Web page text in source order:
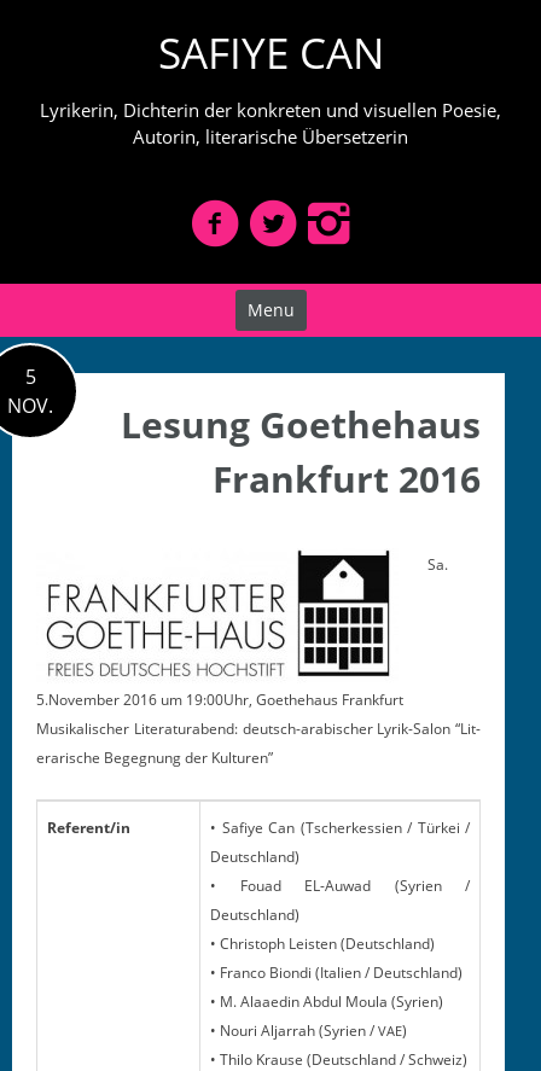
SAFIYE CAN
Lyrikerin, Dichterin der konkreten und visuellen Poesie,
Autorin, literarische Übersetzerin
Menu
5
NOV.
Lesung Goethehaus
Frankfurt 2016
Sa.
5.November 2016 um 19:00Uhr, Goethe­haus Frankfurt
Musikalis­ch­er Lit­er­at­urabend: deutsch-ara­bis­ch­er Lyrik-Salon “Lit­
er­arische Begeg­nung der Kulturen”
Referent/in
• Safiye Can (Tscherkessien / Türkei /
Deutschland)
• Fouad EL-Auwad (Syrien /
Deutschland)
• Christoph Leis­ten (Deutsch­land)
• Fran­co Bion­di (Ital­ien / Deutschland)
• M. Alaaedin Abdul Moula (Syrien)
• Nouri Aljar­rah (Syrien / VAE)
• Thi­lo Krause (Deutsch­land / Schweiz)